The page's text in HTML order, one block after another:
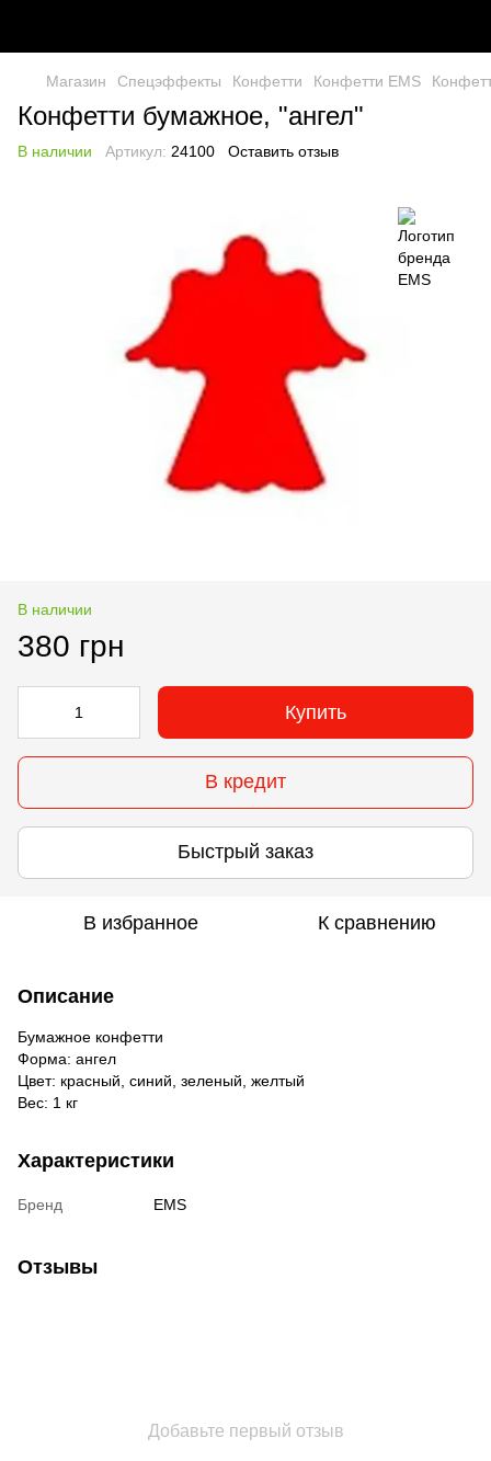
Магазин Спецэффекты Конфетти Конфетти EMS
Конфетти бумажное, "ангел"
В наличии Артикул: 24100 Оставить отзыв
В наличии
380 грн
Купить
В кредит
Быстрый заказ
В избранное К сравнению
Описание
Бумажное конфетти
Форма: ангел
Цвет: красный, синий, зеленый, желтый
Вес: 1 кг
Характеристики
Бренд EMS
Отзывы
Добавьте первый отзыв